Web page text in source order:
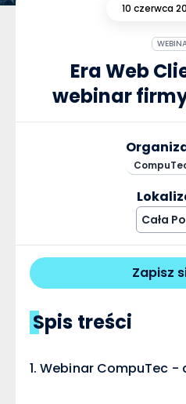
10 czerwca
Era Web
webinar
Cała
Zapisz
Spis treści
Webinar CompuTec -